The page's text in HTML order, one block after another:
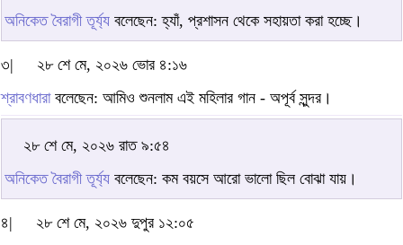
অনিকেত বৈরাগী তূর্য্য বলেছেন: হ্যাঁ, প্রশাসন থেকে সহায়তা করা হচ্ছে।
৩|
২৮ শে মে, ২০২৬ ভোর ৪:১৬
শ্রাবণধারাবলেছেন: আমিও শুনলাম এই মহিলার গান - অপূর্ব সুন্দর।
২৮ শে মে, ২০২৬ রাত ৯:৫৪
অনিকেত বৈরাগী তূর্য্য বলেছেন: কম বয়সে আরো ভালো ছিল বোঝা যায়।
৪|
২৮ শে মে, ২০২৬ দুপুর ১২:০৫